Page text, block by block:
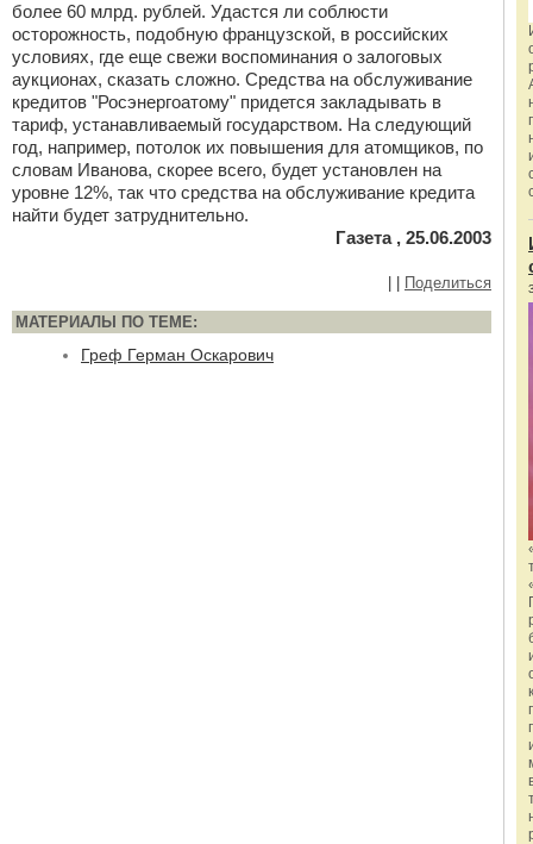
более 60 млрд. рублей. Удастся ли соблюсти
осторожность, подобную французской, в российских
условиях, где еще свежи воспоминания о залоговых
аукционах, сказать сложно. Средства на обслуживание
кредитов "Росэнергоатому" придется закладывать в
тариф, устанавливаемый государством. На следующий
год, например, потолок их повышения для атомщиков, по
словам Иванова, скорее всего, будет установлен на
уровне 12%, так что средства на обслуживание кредита
найти будет затруднительно.
Газета , 25.06.2003
Поделиться
МАТЕРИАЛЫ ПО ТЕМЕ:
Греф Герман Оскарович